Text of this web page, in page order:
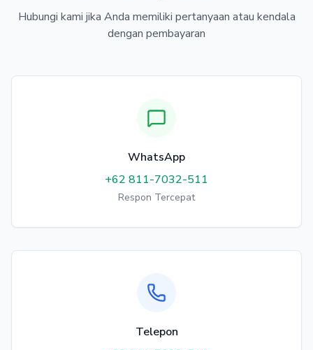
Hubungi kami jika Anda memiliki pertanyaan atau kendala
dengan pembayaran
WhatsApp
+62 811-7032-511
Respon Tercepat
Telepon